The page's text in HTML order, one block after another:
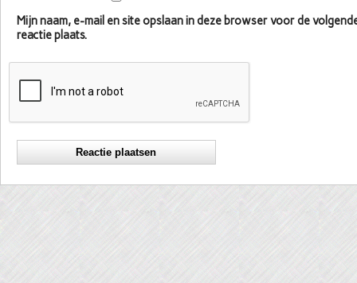
Mijn naam, e-mail en site opslaan in deze browser voor de
reactie plaats.